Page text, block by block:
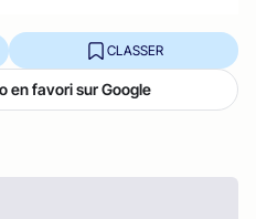
CLASSER
en favori sur Google